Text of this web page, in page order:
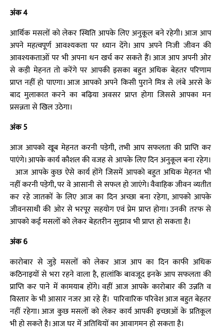
अंक 4
आर्थिक मसलों को लेकर स्थिति आपके लिए अनुकूल बने रहेगी। आज आप
अपने महत्वपूर्ण आवश्यकता पर ध्यान देंगे। आप अपने निजी जीवन की
आवश्यकताओं पर भी अपना धन खर्च कर सकते हैं। आज आप अपनी ओर
से कड़ी मेहनत तो करेंगे पर आपकी इसका बहुत अधिक बेहतर परिणाम
प्राप्त नहीं हो पाएगा। आज आपको अपने किसी पुराने मित्र से लंबे अरसे के
बाद मुलाकात करने का बढ़िया अवसर प्राप्त होगा जिससे आपका मन
प्रसन्नता से खिल उठेगा।
अंक 5
आज आपको खूब मेहनत करनी पड़ेगी, तभी आप सफलता की प्राप्ति कर
पाएंगे। आपके कार्य कौशल की वजह से आपके लिए दिन अनुकूल बना रहेग।
आज आपके कुछ ऐसे कार्य होंगे जिसमें आपको बहुत अधिक मेहनत भी
नहीं करनी पड़ेगी, पर वे आसानी से सफल हो जाएंगे। वैवाहिक जीवन व्यतीत
कर रहे जातकों के लिए आज का दिन अच्छा बना रहेगा, आपको आपके
जीवनसाथी की ओर से भरपूर सहयोग एवं प्रेम प्राप्त होगा। उनकी तरफ से
आपको कई मसलों को लेकर बेहतरीन सुझाव भी प्राप्त हो सकता है।
अंक 6
कारोबार से जुड़े मसलों को लेकर आज आप का दिन काफी अधिक
कठिनाइयों से भरा रहने वाला है, हालांकि बावजूद इनके आप सफलता की
प्राप्ति कर पाने में कामयाब होंगे। वहीं आज आपके कारोबार की उन्नति व
विस्तार के भी आसार नजर आ रहे हैं। पारिवारिक परिवेश आज बहुत बेहतर
नहीं रहेगा। आज कुछ मसलों को लेकर कार्य आपकी इच्छाओं के प्रतिकूल
भी हो सकते है। आज घर में अतिथियों का आवागमन हो सकता है।